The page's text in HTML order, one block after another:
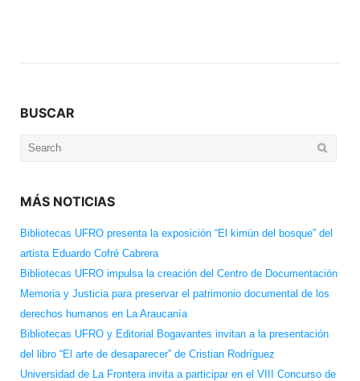
BUSCAR
Search
MÁS NOTICIAS
Bibliotecas UFRO presenta la exposición “El kimün del bosque” del
artista Eduardo Cofré Cabrera
Bibliotecas UFRO impulsa la creación del Centro de Documentación
Memoria y Justicia para preservar el patrimonio documental de los
derechos humanos en La Araucanía
Bibliotecas UFRO y Editorial Bogavantes invitan a la presentación
del libro “El arte de desaparecer” de Cristian Rodríguez
Universidad de La Frontera invita a participar en el VIII Concurso de